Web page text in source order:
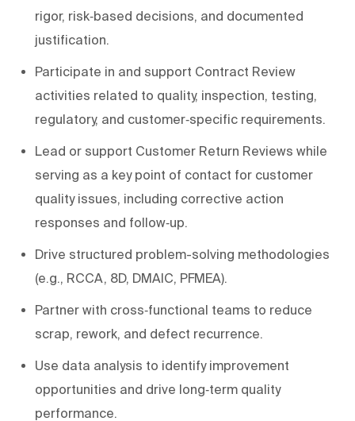
rigor, risk‑based decisions, and documented
justification.
Participate in and support Contract Review
activities related to quality, inspection, testing,
regulatory, and customer‑specific requirements.
Lead or support Customer Return Reviews while
serving as a key point of contact for customer
quality issues, including corrective action
responses and follow‑up.
Drive structured problem-solving methodologies
(e.g., RCCA, 8D, DMAIC, PFMEA).
Partner with cross‑functional teams to reduce
scrap, rework, and defect recurrence.
Use data analysis to identify improvement
opportunities and drive long‑term quality
performance.